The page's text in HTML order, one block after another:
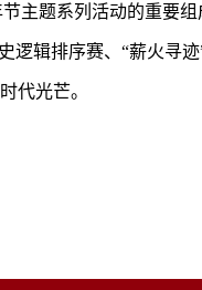
主题系列活动的重要
逻辑排序赛、“薪火寻
代光芒。